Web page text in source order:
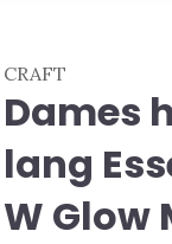
CRAFT
Dames
lang
W Glow